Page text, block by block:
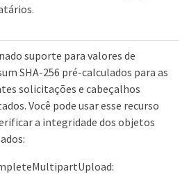
suporte para valores de
SHA-256 pré-calculados para as
solicitações e cabeçalhos
Você pode usar esse recurso
a integridade dos objetos